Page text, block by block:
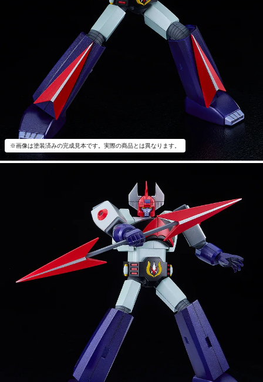
※画像は塗装済みの完成見本です。実際の商品とは異なります。